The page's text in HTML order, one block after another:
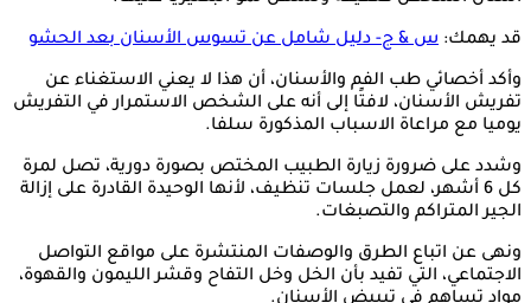
قد يهمك: س & ج- دليل شامل عن تسوس الأسنان بعد الحشو
وأكد أخصائي طب الفم والأسنان، أن هذا لا يعني الاستغناء عن
تفريش الأسنان، لافتًا إلى أنه على الشخص الاستمرار في التفريش
يوميا مع مراعاة الاسباب المذكورة سلفا.
وشدد على ضرورة زيارة الطبيب المختص بصورة دورية، تصل لمرة
كل 6 أشهر، لعمل جلسات تنظيف، لأنها الوحيدة القادرة على إزالة
الجير المتراكم والتصبغات.
ونهى عن اتباع الطرق والوصفات المنتشرة على مواقع التواصل
الاجتماعي، التي تفيد بأن الخل وخل التفاح وقشر الليمون والقهوة،